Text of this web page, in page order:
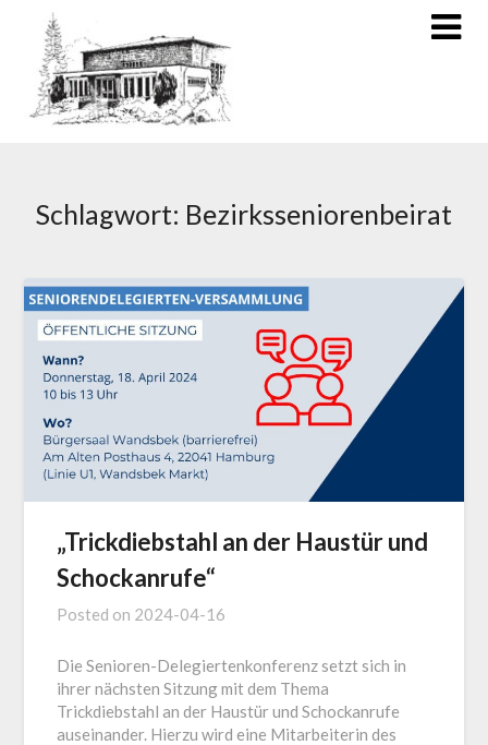
Schlagwort: Bezirksseniorenbeirat
„Trickdiebstahl an der Haustür und
Schockanrufe“
Posted on 2024-04-16
Die Senioren-Delegiertenkonferenz setzt sich in
ihrer nächsten Sitzung mit dem Thema
Trickdiebstahl an der Haustür und Schockanrufe
auseinander. Hierzu wird eine Mitarbeiterin des